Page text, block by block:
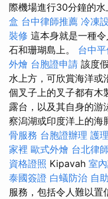
際機場進行30分鐘的水
盒 台中律師推薦 冷凍
裝修 這本身就是一種
石和珊瑚島上。 台中
外燴 台胞證申請 該度
水上方，可欣賞海洋或
個叉子上的叉子都有木
露台，以及其自身的游
察潟湖或印度洋上的海
骨服務 台胞證辦理 護
家裡 歐式外燴 台北律
資格證照 Kipavah 室
泰國簽證 白蟻防治 自
服務，包括令人難以置